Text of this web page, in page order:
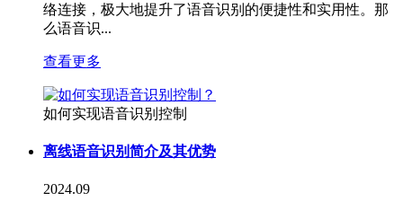
络连接，极大地提升了语音识别的便捷性和实用性。那
么语音识...
查看更多
如何实现语音识别控制
离线语音识别简介及其优势
2024.09